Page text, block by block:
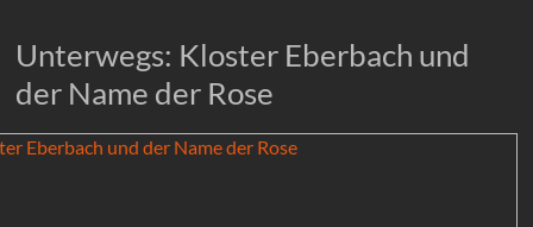
Unterwegs: Kloster Eberbach und
der Name der Rose